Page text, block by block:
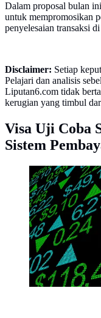
Dalam proposal bulan
untuk mempromosikan
penyelesaian transaksi
Disclaimer: Setiap
Pelajari dan analisis
Liputan6.com tidak
kerugian yang timbul
Visa Uji Coba
Sistem
Stablecoin Stock
(iqoncept/